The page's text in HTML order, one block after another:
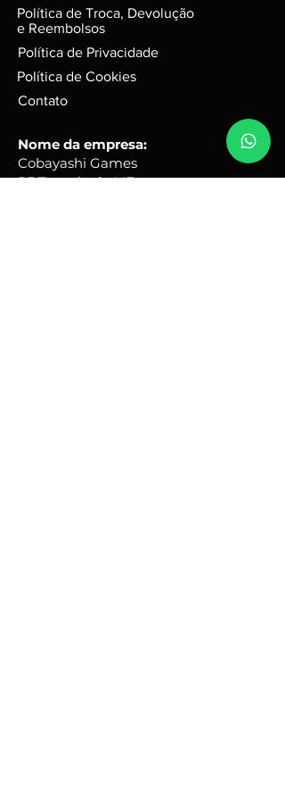
jogos em disco, podem possuir
performance do jogo.
Caixas e Embalagens:
Podem possuir pequenas avarias,
Política de Troca, Devolução
e Reembolsos
Política de Privacidade
Política de Cookies
Contato
Nome da empresa:
Cobayashi Games
R3 Tecnologia ME